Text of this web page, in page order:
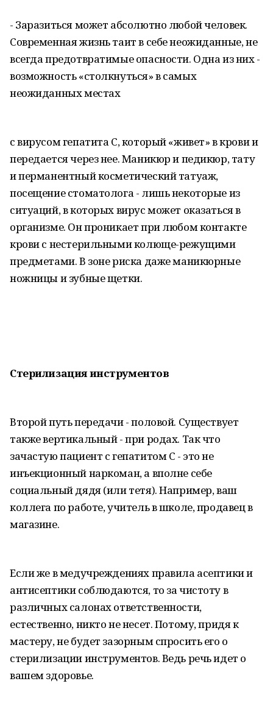
- Заразиться может абсолютно любой человек.
Современная жизнь таит в себе неожиданные, не
всегда предотвратимые опасности. Одна из них -
возможность «столкнуться» в самых
неожиданных местах
с вирусом гепатита С, который «живет» в крови и
передается через нее. Маникюр и педикюр, тату
и перманентный косметический татуаж,
посещение стоматолога - лишь некоторые из
ситуаций, в которых вирус может оказаться в
организме. Он проникает при любом контакте
крови с нестерильными колюще-режущими
предметами. В зоне риска даже маникюрные
ножницы и зубные щетки.
Стерилизацияинструментов
Второй путь передачи - половой. Существует
также вертикальный - при родах. Так что
зачастую пациент с гепатитом С - это не
инъекционный наркоман, а вполне себе
социальный дядя (или тетя). Например, ваш
коллега по работе, учитель в школе, продавец в
магазине.
Если же в медучреждениях правила асептики и
антисептики соблюдаются, то за чистоту в
различных салонах ответственности,
естественно, никто не несет. Потому, придя к
мастеру, не будет зазорным спросить его о
стерилизации инструментов. Ведь речь идет о
вашем здоровье.